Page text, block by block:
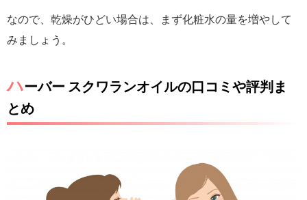
なので、乾燥がひどい場合は、まず化粧水の量を増やして
みましょう。
ハーバー スクワランオイルの口コミや評判ま
とめ